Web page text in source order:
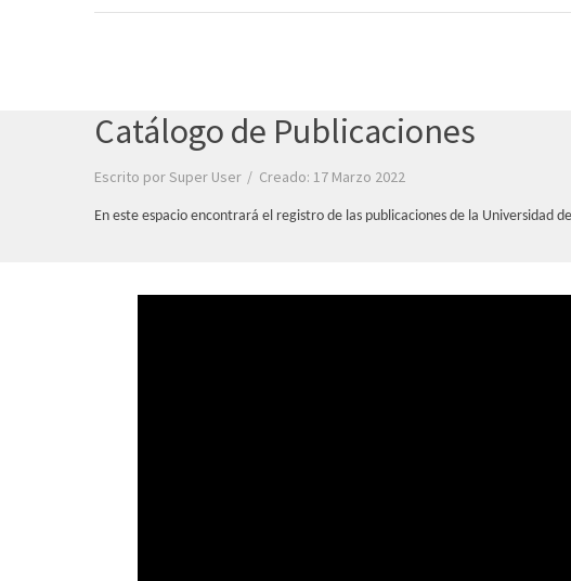
Catálogo de Publicaciones
Escrito porSuper User Creado: 17 Marzo 2022
En este espacio encontrará el registro de las publicaciones de la Universidad